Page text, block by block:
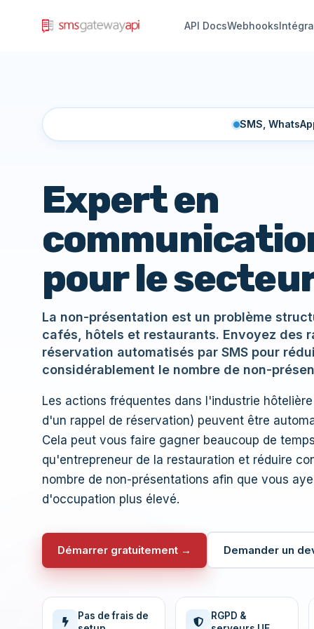
API DocsWebhooks
SMS,
Expert en
pour le secteur
La non-présentation est un problème
cafés, hôtels et restaurants. Envoyez des
réservation automatisés par SMS pour
considérablement le nombre de non-
Les actions fréquentes dans l'industrie
d'un rappel de réservation) peuvent être
Cela peut vous faire gagner beaucoup de
qu'entrepreneur de la restauration et réduire
nombre de non-présentations afin que vous
d'occupation plus élevé.
Démarrer gratuitement → Demander un
Pas de frais de
RGPD &